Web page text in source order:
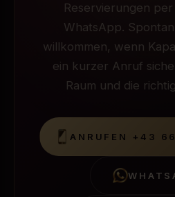
Reservierungen
WhatsApp.
willkommen, wenn
ein kurzer Anruf
Raum und die
ANRUFEN +43